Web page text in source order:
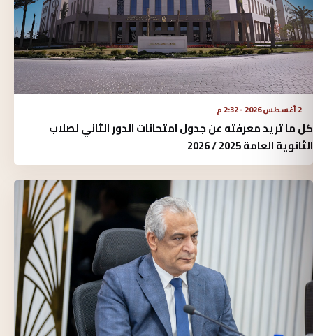
2 أغسطس 2026 - 2:32 م
كل ما تريد معرفته عن جدول امتحانات الدور الثاني لصلاب
الثانوية العامة 2025 / 2026